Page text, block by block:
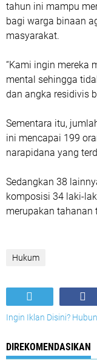
tahun ini mampu
bagi warga binaan
masyarakat.
“Kami ingin mereka
mental sehingga
dan angka residivis
Sementara itu,
ini mencapai 199
narapidana yang
Sedangkan 38
komposisi 34 laki-
merupakan tahanan
Hukum
Ingin Iklan Disini?
DIREKOMENDASIKAN